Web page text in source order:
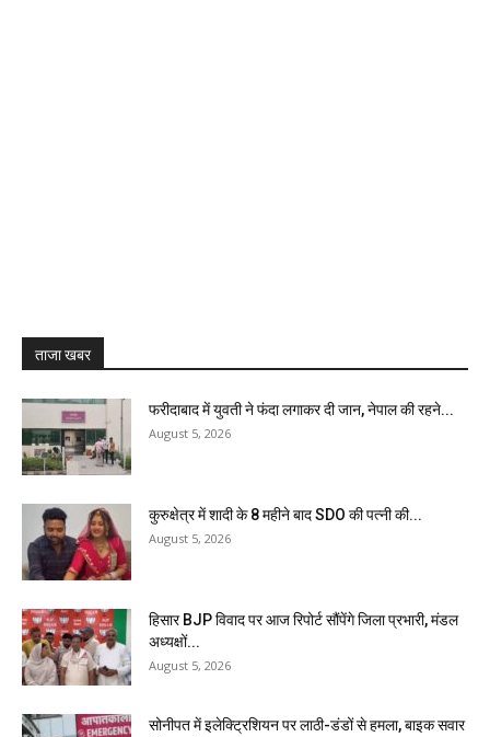
ताजा खबर
फरीदाबाद में युवती ने फंदा लगाकर दी जान, नेपाल की रहने...
August 5, 2026
कुरुक्षेत्र में शादी के 8 महीने बाद SDO की पत्नी की...
August 5, 2026
हिसार BJP विवाद पर आज रिपोर्ट सौंपेंगे जिला प्रभारी, मंडल
अध्यक्षों...
August 5, 2026
सोनीपत में इलेक्ट्रिशियन पर लाठी-डंडों से हमला, बाइक सवार